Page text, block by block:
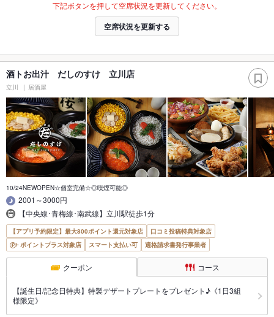
下記ボタンを押して空席状況を更新してください。
空席状況を更新する
酒トお出汁 だしのすけ 立川店
立川 居酒屋
10/24NEWOPEN☆個室完備☆◎喫煙可能◎
2001～3000円
【中央線･青梅線･南武線】立川駅徒歩1分
【アプリ予約限定】最大800ポイント還元対象店
口コミ投稿特典対象店
ポイントプラス対象店
スマート支払い可 適格請求書発行事業者
クーポン コース
【誕生日/記念日特典】特製デザートプレートをプレゼント♪《1日3組
様限定》